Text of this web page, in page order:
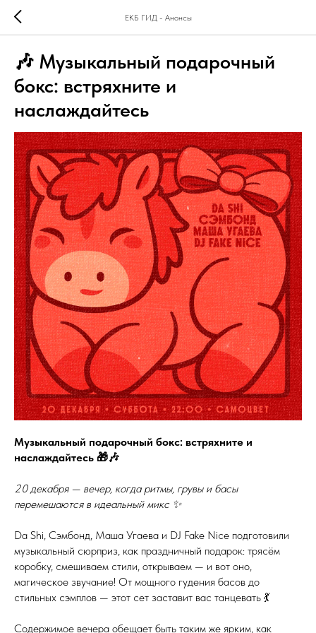
ЕКБ ГИД - Анонсы
🎶 Музыкальный подарочный
бокс: встряхните и
наслаждайтесь
Музыкальный подарочный бокс: встряхните и
наслаждайтесь 🎁🎶
20 декабря — вечер, когда ритмы, грувы и басы
перемешаются в идеальный микс ✨
Da Shi, Сэмбонд, Маша Угаева и DJ Fake Nice подготовили
музыкальный сюрприз, как праздничный подарок: трясём
коробку, смешиваем стили, открываем — и вот оно,
магическое звучание! От мощного гудения басов до
стильных сэмплов — этот сет заставит вас танцевать 💃
Содержимое вечера обещает быть таким же ярким, как